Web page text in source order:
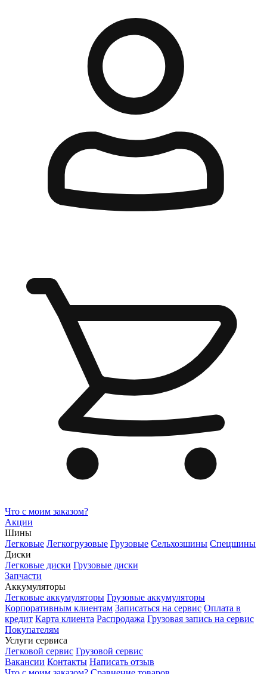
Что с моим заказом?
Акции
Шины
Легковые Легкогрузовые Грузовые Сельхозшины Спецшины
Диски
Легковые диски Грузовые диски
Запчасти
Аккумуляторы
Легковые аккумуляторы Грузовые аккумуляторы
Корпоративным клиентам Записаться на сервис Оплата в
кредит Карта клиента Распродажа Грузовая запись на сервис
Покупателям
Услуги сервиса
Легковой сервис Грузовой сервис
Вакансии Контакты Написать отзыв